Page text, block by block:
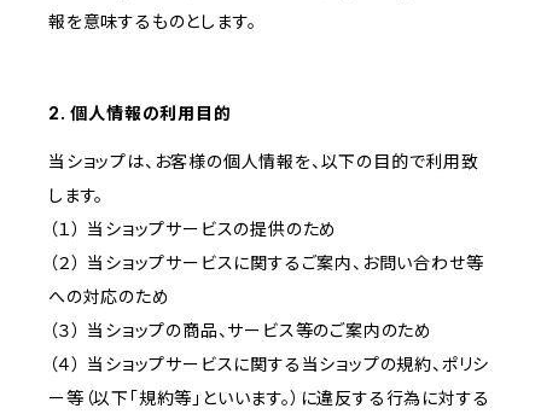
報を意味するものとします。
2. 個人情報の利用目的
当ショップは、お客様の個人情報を、以下の目的で利用致
します。
（１） 当ショップサービスの提供のため
（２） 当ショップサービスに関するご案内、お問い合わせ等
への対応のため
（３） 当ショップの商品、サービス等のご案内のため
（４） 当ショップサービスに関する当ショップの規約、ポリシ
ー等（以下「規約等」といいます。）に違反する行為に対する